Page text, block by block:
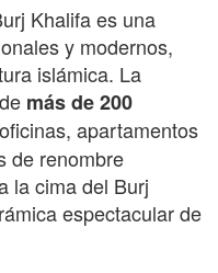
Khalifa es una
y modernos,
islámica. La
más de 200
apartamentos
de renombre
la cima del Burj
espectacular de